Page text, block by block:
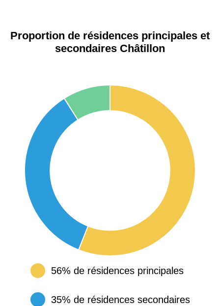
Proportion de résidences principales et
secondaires Châtillon
56% de résidences principales
35% de résidences secondaires